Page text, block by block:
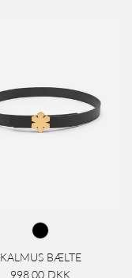
KALMUS BÆLTE
998,00 DKK